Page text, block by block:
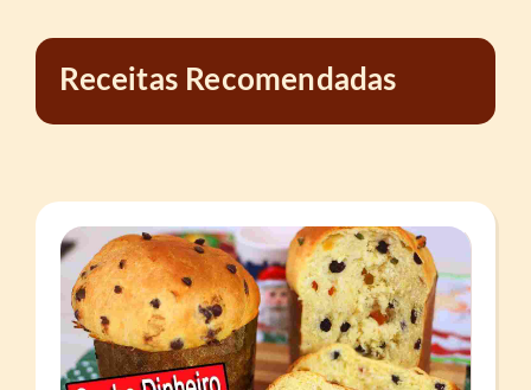
Receitas Recomendadas